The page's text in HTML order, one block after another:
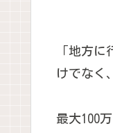
「地方
けでなく
最大100